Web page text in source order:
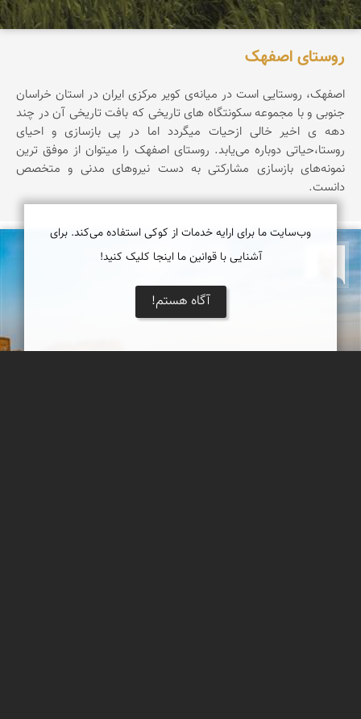
روستای اصفهک
اصفهک، روستایی است در میانه‌ی کویر مرکزی ایران در استان خراسان
جنوبی و با مجموعه سکونتگاه های تاریخی که بافت تاریخی آن در چند
دهه ی اخیر خالی ازحیات میگردد اما در پی بازسازی و احیای
روستا،حیاتی دوباره می‌یابد. روستای اصفهک را میتوان از موفق ‌ترین
نمونه‌های بازسازی مشارکتی به دست نیروهای مدنی و متخصص
دانست.
بابک ارجمندی
وب‌سایت ما برای ارایه خدمات از کوکی استفاده می‌کند. برای
آشنایی با قوانین ما اینجا کلیک کنید!
آگاه هستم!